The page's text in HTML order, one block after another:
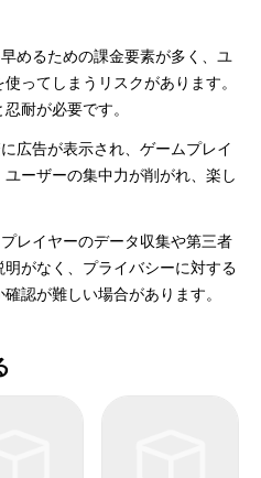
めるための課金要素が多く、ユ
ってしまうリスクがあります。
耐が必要です。
広告が表示され、ゲームプレイ
ーザーの集中力が削がれ、楽し
レイヤーのデータ収集や第三者
がなく、プライバシーに対する
認が難しい場合があります。